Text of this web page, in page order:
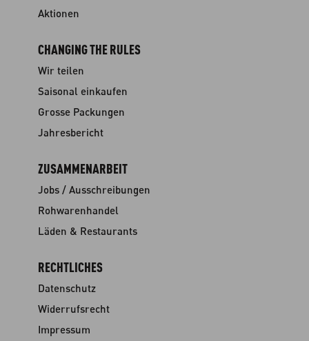
Aktionen
CHANGING THE RULES
Wir teilen
Saisonal einkaufen
Grosse Packungen
Jahresbericht
ZUSAMMENARBEIT
Jobs / Ausschreibungen
Rohwarenhandel
Läden & Restaurants
RECHTLICHES
Datenschutz
Widerrufsrecht
Impressum